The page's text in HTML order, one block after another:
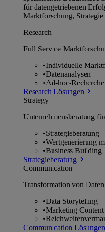
für datengetriebenen
Marktforschung,
Research
Full-Service-
•Individuelle
•Datenanalysen
•Ad-hoc-
Research Lösungen
Strategy
Unternehmens­beratung
•Strategieberatung
•Wertgenerierung
•Business Building
Strategieberatung
Communication
Transformation von
•Data Storytelling
•Marketing Content
•
Communication Lösungen